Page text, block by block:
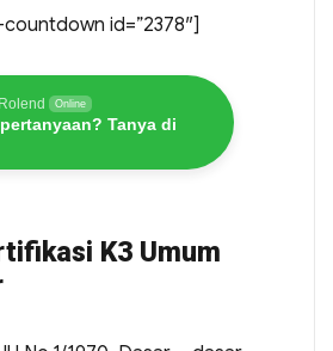
id=”2378″]
Online
Tanya di
K3 Umum